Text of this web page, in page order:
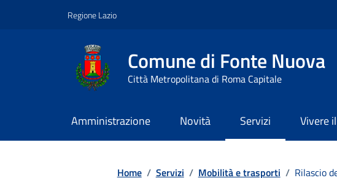
Regione Lazio
Comune di Fonte Nuova
Città Metropolitana di Roma Capitale
Amministrazione Novità Servizi Vivere
Home / Servizi / Mobilità e trasporti / Rilascio